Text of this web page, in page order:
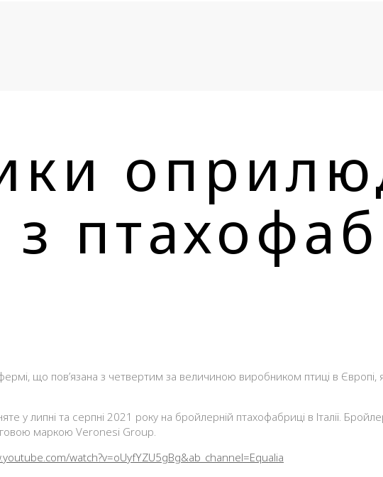
з
у липні та серпні 2021 року на бройлерній птахофабриці в Італії.
маркою Veronesi Group.
watch?v=oUyfYZU5gBg&ab_channel=Equalia